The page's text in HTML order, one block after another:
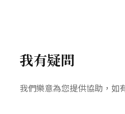
我有疑問
我們樂意為您提供協助，如